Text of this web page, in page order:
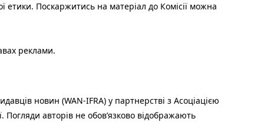
етики. Поскаржитись на матеріал до Комісії можна
реклами.
новин (WAN-IFRA) у партнерстві з Асоціацією
Погляди авторів не обов’язково відображають